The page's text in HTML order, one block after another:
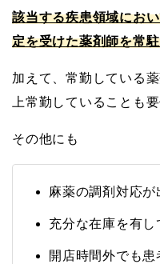
該当する疾患領域にお
定を受けた薬剤師を常
加えて、常勤している
上常勤していることも
その他にも
麻薬の調剤対応が
充分な在庫を有し
開店時間外でも